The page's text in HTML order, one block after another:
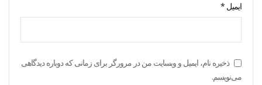
ایمیل *
ذخیره نام، ایمیل و وبسایت من در مرورگر برای زمانی که دوباره دیدگاهی
می‌نویسم.